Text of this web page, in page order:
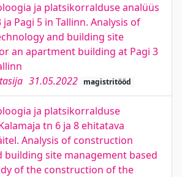
ja platsikorralduse analüüs
ja Pagi 5 in Tallinn. Analysis of
and building site
an apartment building at Pagi 3
31.05.2022 magistritööd
ja platsikorralduse
tn 6 ja 8 ehitatava
Analysis of construction
building site management based
of the construction of the